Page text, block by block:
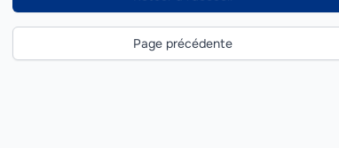
Page précédente